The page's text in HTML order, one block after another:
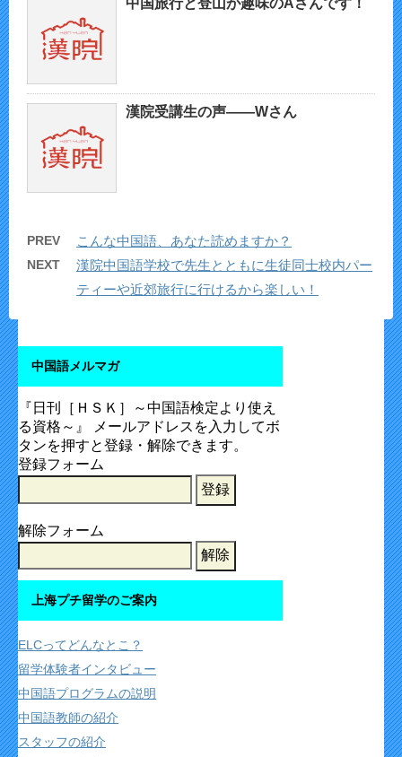
中国旅行と登山が趣味のAさんです！
漢院受講生の声——Wさん
PREV こんな中国語、あなた読めますか？
NEXT
漢院中国語学校で先生とともに生徒同士校内パー
ティーや近郊旅行に行けるから楽しい！
中国語メルマガ
『日刊［ＨＳＫ］～中国語検定より使え
る資格～』 メールアドレスを入力してボ
タンを押すと登録・解除できます。
登録フォーム
解除フォーム
上海プチ留学のご案内
ELCってどんなとこ？
留学体験者インタビュー
中国語プログラムの説明
中国語教師の紹介
スタッフの紹介